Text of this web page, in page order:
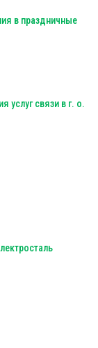
в праздничные
услуг связи в г. о.